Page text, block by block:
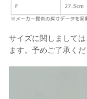
サイズに関しまして
ます。予めご了承くだ